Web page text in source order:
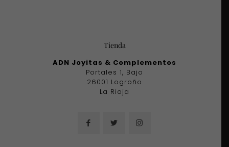
Tienda
ADN Joyitas & Complementos
Portales 1, Bajo
26001 Logroño
La Rioja